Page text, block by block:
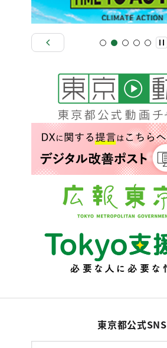
東京都公式SNS